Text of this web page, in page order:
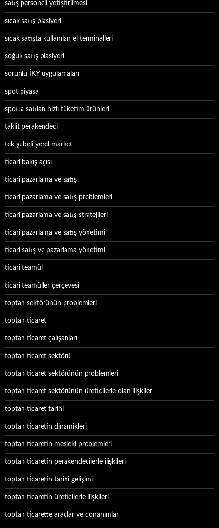
satış personeli yetiştirilmesi
sıcak satış plasiyeri
sıcak satışta kullanılan el terminalleri
soğuk satış plasiyeri
sorunlu İKY uygulamaları
spot piyasa
spotta satılan hızlı tüketim ürünleri
taklit perakendeci
tek şubeli yerel market
ticari bakış açısı
ticari pazarlama ve satış
ticari pazarlama ve satış problemleri
ticari pazarlama ve satış stratejileri
ticari pazarlama ve satış yönetimi
ticari satış ve pazarlama yönetimi
ticari teamül
ticari teamüller çerçevesi
toptan sektörünün problemleri
toptan ticaret
toptan ticaret çalışanları
toptan ticaret sektörü
toptan ticaret sektörünün problemleri
toptan ticaret sektörünün üreticilerle olan ilişkileri
toptan ticaret tarihi
toptan ticaretin dinamikleri
toptan ticaretin mesleki problemleri
toptan ticaretin perakendecilerle ilişkileri
toptan ticaretin tarihi gelişimi
toptan ticaretin üreticilerle ilişkileri
toptan ticarette araçlar ve donanımlar